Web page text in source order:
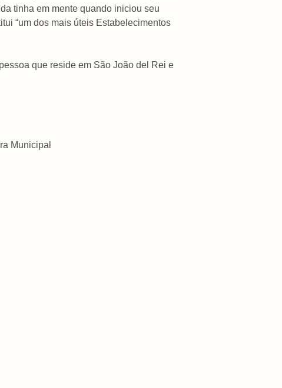
tinha em mente quando iniciou seu
“um dos mais úteis Estabelecimentos
que reside em São João del Rei e
Municipal